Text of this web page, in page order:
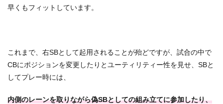
早くもフィットしています。
これまで、右SBとして起用されることが殆どですが、試合の中で
CBにポジションを変更したりとユーティリティー性を見せ、SBと
してプレー時には、
内側のレーンを取りながら偽SBとしての組み立てに参加したり、